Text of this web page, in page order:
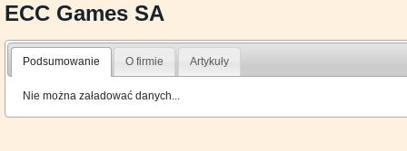
ECC Games SA
Podsumowanie O firmie Artykuły
Nie można załadować danych...